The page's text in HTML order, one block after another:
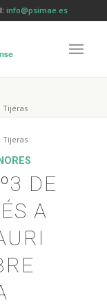
info@psimae.es
Tijeras
Tijeras
DE
A